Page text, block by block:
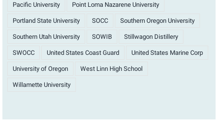
Pacific University Point Loma Nazarene University
Portland State University SOCC Southern Oregon University
Southern Utah University SOWIB Stillwagon Distillery
SWOCC United States Coast Guard United States Marine Corp
University of Oregon West Linn High School
Willamette University